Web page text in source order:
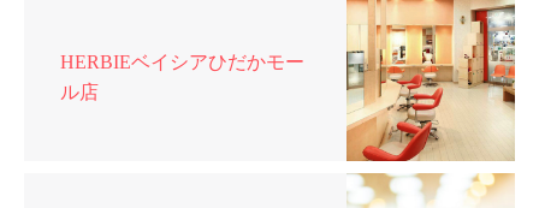
HERBIEベイシアひだかモー
ル店